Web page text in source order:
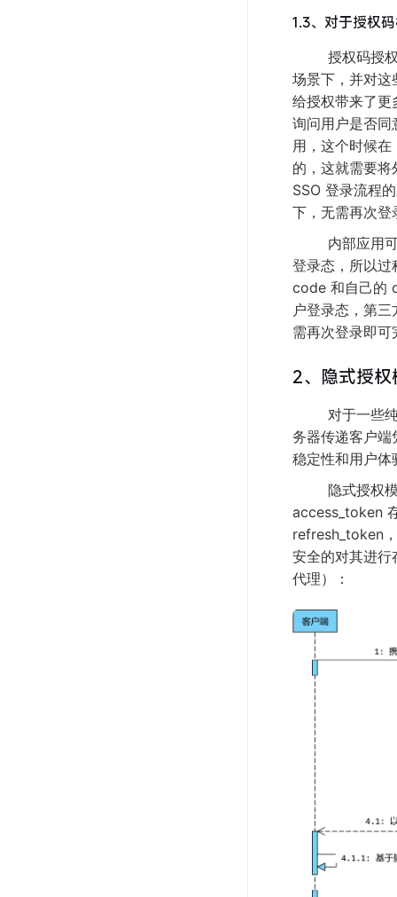
1.3、对于授权
授权码授权模
场景下，并对
给授权带来了更
询问用户是否同
用，这个时候
的，这就需要
SSO 登录流程
下，无需再次登
内部应用可以
登录态，所以
code 和自己的
户登录态，第
需再次登录即
2、隐式授
对于一些纯客
务器传递客户端
稳定性和用户体
隐式授权模式
access_token
refresh_token
安全的对其进行
代理）：